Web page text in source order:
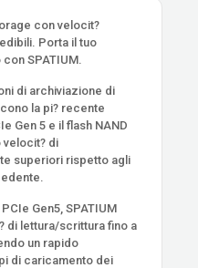
con velocit?
Porta il tuo
SPATIUM.
di archiviazione di
la pi? recente
Gen 5 e il flash NAND
velocit? di
superiori rispetto agli
Gen5, SPATIUM
di lettura/scrittura fino a
un rapido
di caricamento dei